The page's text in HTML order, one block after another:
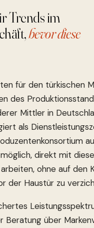
Trends im
bevor diese
für den türkischen
des
Mittler in
als
direkt mit
ohne auf den
der Haustür zu
Beratung über